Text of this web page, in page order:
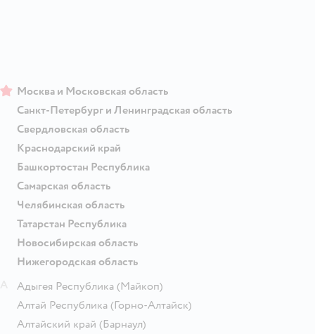
Москва и Московская область
Санкт-Петербург и Ленинградская область
Свердловская область
Краснодарский край
Башкортостан Республика
Самарская область
Челябинская область
Татарстан Республика
Новосибирская область
Нижегородская область
Адыгея Республика (Майкоп)
Алтай Республика (Горно-Алтайск)
Алтайский край (Барнаул)